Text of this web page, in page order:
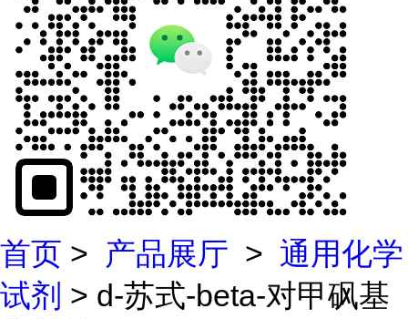
首页 > 产品展厅 > 通用化学
试剂 > d-苏式-beta-对甲砜基